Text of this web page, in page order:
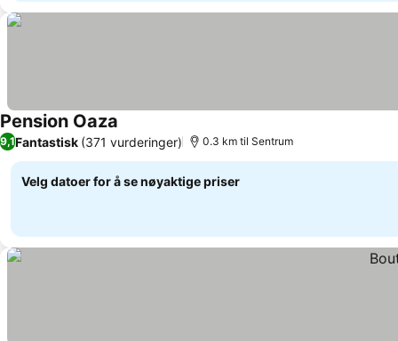
Pension Oaza
9,1Fantastisk (371 vurderinger) 0.3 km til Sentrum
Velg datoer for å se nøyaktige priser